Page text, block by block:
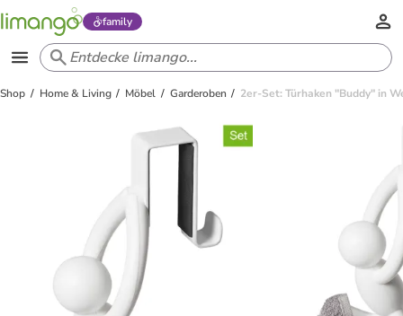
family
Shop Home & Living Möbel Garderoben 2er-Set: Türhaken "Buddy" in